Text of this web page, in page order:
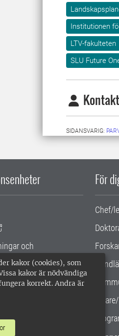
kakor (cookies), som
kakor är nödvändiga
korrekt. Andra är
Institutionen
LTV-fakulteten
SLU Future
SIDANSVARIG:
och
verksamhetsstödet
För
Chef/